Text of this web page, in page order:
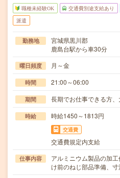
職種未経験OK 交通費別途支給あり
派遣
勤務地
宮城県黒川郡
鹿島台駅から車30分
曜日頻度 月～金
時間 21:00～06:00
期間 長期でお仕事できる方、
時給 時給1450～1813円
交通費
交通費規定内支給
仕事内容
アルミニウム製品の加
け前のねじ部品準備、